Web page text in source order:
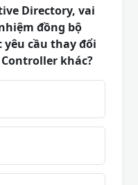
Directory, vai
đồng bộ
cầu thay đổi
khác?